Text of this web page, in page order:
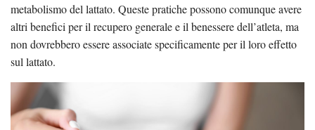
metabolismo del lattato. Queste pratiche possono comunque avere
altri benefici per il recupero generale e il benessere dell’atleta, ma
non dovrebbero essere associate specificamente per il loro effetto
sul lattato.